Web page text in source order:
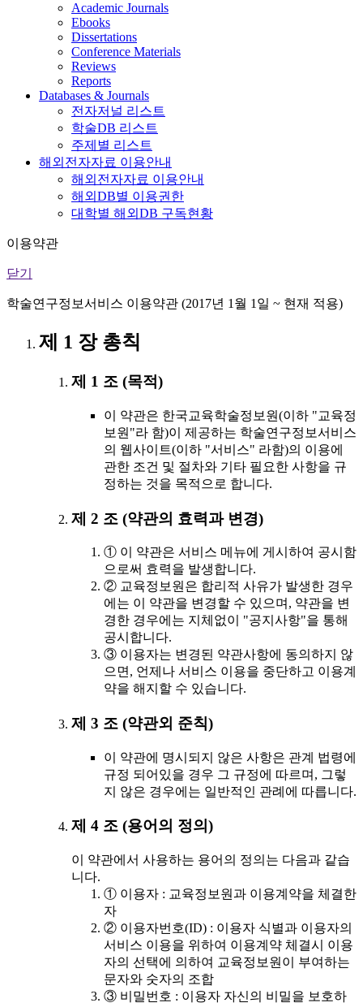
Academic Journals
Ebooks
Dissertations
Conference Materials
Reviews
Reports
Databases & Journals
전자저널 리스트
학술DB 리스트
주제별 리스트
해외전자자료 이용안내
해외전자자료 이용안내
해외DB별 이용권한
대학별 해외DB 구독현황
이용약관
닫기
학술연구정보서비스 이용약관 (2017년 1월 1일 ~ 현재 적용)
제 1 장 총칙
제 1 조 (목적)
이 약관은 한국교육학술정보원(이하 "교육정
보원"라 함)이 제공하는 학술연구정보서비스
의 웹사이트(이하 "서비스" 라함)의 이용에
관한 조건 및 절차와 기타 필요한 사항을 규
정하는 것을 목적으로 합니다.
제 2 조 (약관의 효력과 변경)
① 이 약관은 서비스 메뉴에 게시하여 공시함
으로써 효력을 발생합니다.
② 교육정보원은 합리적 사유가 발생한 경우
에는 이 약관을 변경할 수 있으며, 약관을 변
경한 경우에는 지체없이 "공지사항"을 통해
공시합니다.
③ 이용자는 변경된 약관사항에 동의하지 않
으면, 언제나 서비스 이용을 중단하고 이용계
약을 해지할 수 있습니다.
제 3 조 (약관외 준칙)
이 약관에 명시되지 않은 사항은 관계 법령에
규정 되어있을 경우 그 규정에 따르며, 그렇
지 않은 경우에는 일반적인 관례에 따릅니다.
제 4 조 (용어의 정의)
이 약관에서 사용하는 용어의 정의는 다음과 같습
니다.
① 이용자 : 교육정보원과 이용계약을 체결한
자
② 이용자번호(ID) : 이용자 식별과 이용자의
서비스 이용을 위하여 이용계약 체결시 이용
자의 선택에 의하여 교육정보원이 부여하는
문자와 숫자의 조합
③ 비밀번호 : 이용자 자신의 비밀을 보호하